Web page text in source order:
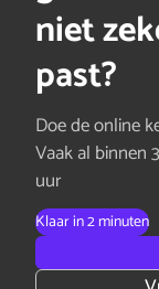
niet
past?
Doe de online
Vaak al binnen
uur
Klaar in 2 minuten